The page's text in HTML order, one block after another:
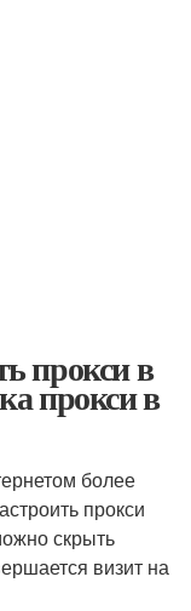
прокси в
прокси в
более
прокси
скрыть
визит на